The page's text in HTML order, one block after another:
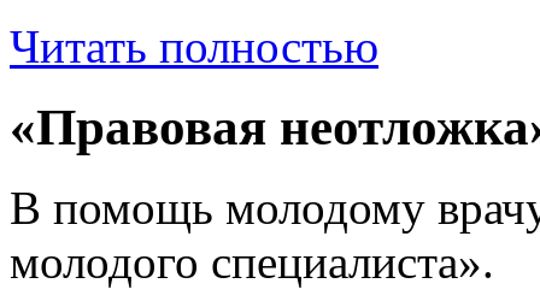
Читать полностью
«Правовая
В помощь молодому
молодого специалиста».